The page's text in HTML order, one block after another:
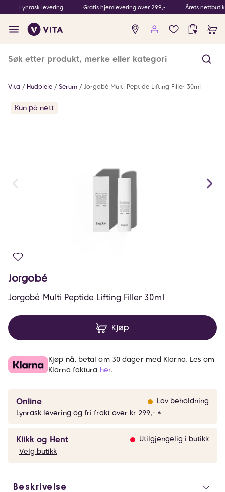
Lynrask levering Gratis hjemlevering over 299,- Årets
Ingen
produkter
Vita Hudpleie Serum Jorgobé Multi Peptide Lifting Filler 30ml
Kun på nett
Jorgobé
Jorgobé Multi Peptide Lifting Filler 30ml
Kjøp
Kjøp nå, betal om 30 dager med Klarna. Les om
Klarna faktura her.
Online
Lav beholdning
Lynrask levering og fri frakt over kr 299,- *
Klikk og Hent
Utilgjengelig i butikk
Velg butikk
Beskrivelse